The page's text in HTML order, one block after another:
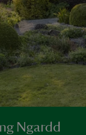
Ngardd